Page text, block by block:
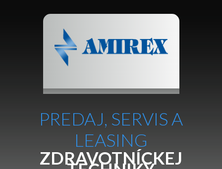
PREDAJ, SERVIS A
LEASING
ZDRAVOTNÍCKEJ